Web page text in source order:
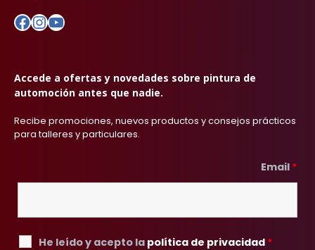
Facebook
Instagram
YouTube
Accede a ofertas y novedades sobre pintura de
automoción antes que nadie.
Recibe promociones, nuevos productos y consejos prácticos
para talleres y particulares.
Email *
He leído y acepto la política de privacidad *